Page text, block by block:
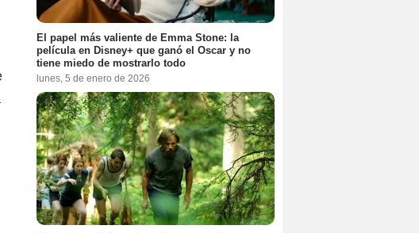
El papel más valiente de Emma Stone: la
película en Disney+ que ganó el Oscar y no
tiene miedo de mostrarlo todo
lunes, 5 de enero de 2026